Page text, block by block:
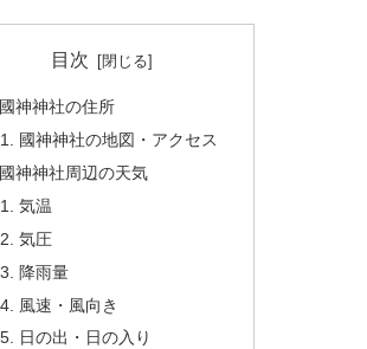
目次
國神神社の住所
國神神社の地図・アクセス
國神神社周辺の天気
気温
気圧
降雨量
風速・風向き
日の出・日の入り